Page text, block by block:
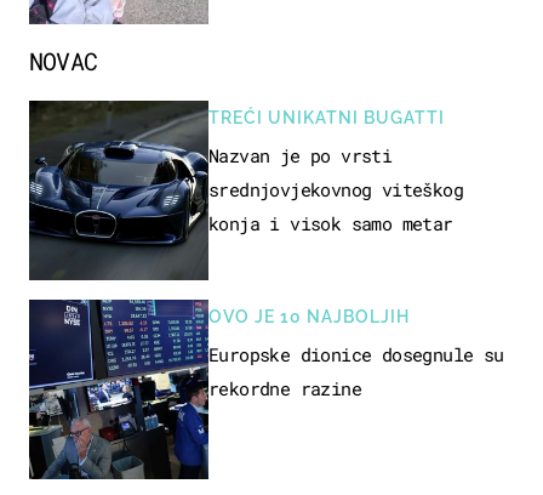
NOVAC
TREĆI UNIKATNI BUGATTI
Nazvan je po vrsti
srednjovjekovnog viteškog
konja i visok samo metar
OVO JE 10 NAJBOLJIH
Europske dionice dosegnule su
rekordne razine